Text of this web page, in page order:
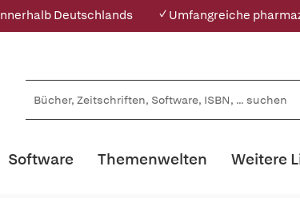
Deutschlands ✓ Umfangreiche
Software Themenwelten Weitere